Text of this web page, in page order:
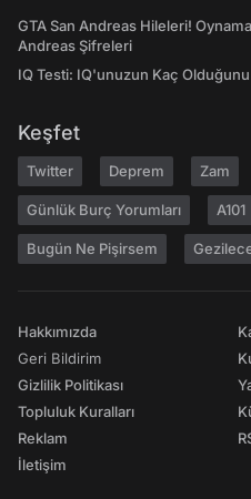
GTA San Andreas Hileleri!
Andreas Şifreleri
IQ Testi: IQ'unuzun Kaç
Keşfet
Twitter Deprem Zam
Günlük Burç Yorumları A101
Bugün Ne Pişirsem
Hakkımızda
Geri Bildirim
Gizlilik Politikası
Topluluk Kuralları
Reklam
İletişim